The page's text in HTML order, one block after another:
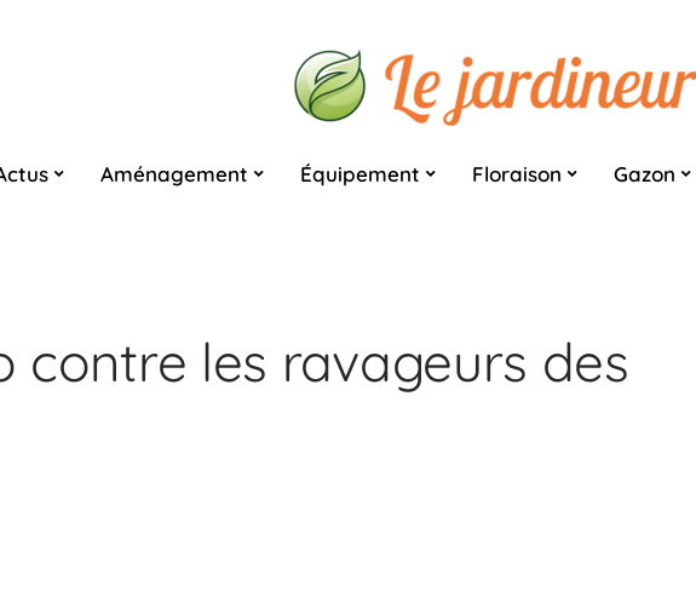
Aménagement Équipement Floraison Gazon
contre les ravageurs des